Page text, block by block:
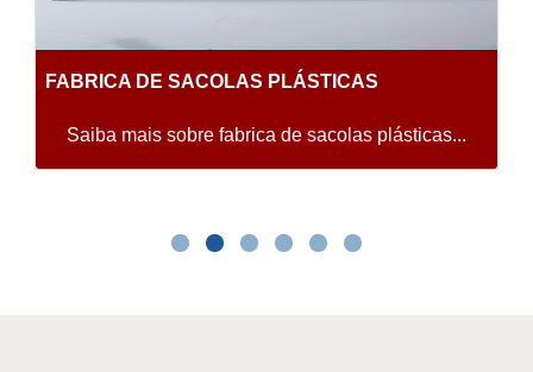
FABRICA DE SACOLAS PLÁSTICAS
Saiba mais sobre fabrica de sacolas plásticas...